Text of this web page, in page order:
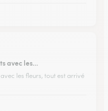
avec les…
les fleurs, tout est arrivé